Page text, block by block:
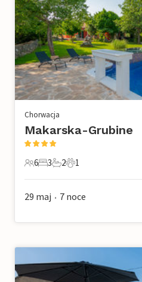
Chorwacja
Makarska-Grubine
6 Goście
6
3 Sypialnie
3
2 Łazienki
2
1 Zwierzę domowe
1
29 maj • 7 noce